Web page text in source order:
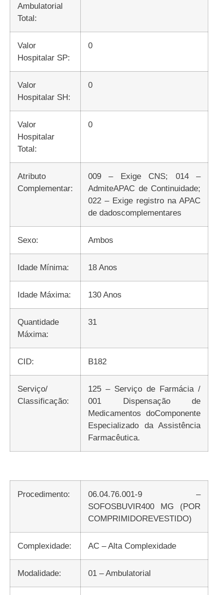
Ambulatorial
Total:
Valor
Hospitalar SP:
0
Valor
Hospitalar SH:
0
Valor
Hospitalar
Total:
0
Atributo
Complementar:
009 – Exige CNS; 014 –
AdmiteAPAC de Continuidade;
022 – Exige registro na APAC
de dadoscomplementares
Sexo: Ambos
Idade Mínima: 18 Anos
Idade Máxima: 130 Anos
Quantidade
Máxima:
31
CID: B182
Serviço/
Classificação:
125 – Serviço de Farmácia /
001 Dispensação de
Medicamentos doComponente
Especializado da Assistência
Farmacêutica.
Procedimento:
06.04.76.001-9 –
SOFOSBUVIR400 MG (POR
COMPRIMIDOREVESTIDO)
Complexidade: AC – Alta Complexidade
Modalidade: 01 – Ambulatorial